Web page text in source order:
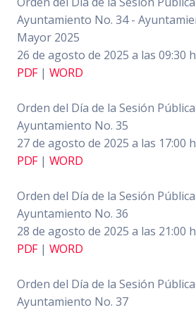
Ayuntamiento No. 34 -
Mayor 2025
26 de agosto de 2025 a las 09:30
PDF| WORD
Orden del Día de la Sesión
Ayuntamiento No. 35
27 de agosto de 2025 a las 17:00
PDF| WORD
Orden del Día de la Sesión
Ayuntamiento No. 36
28 de agosto de 2025 a las 21:00
PDF| WORD
Orden del Día de la Sesión
Ayuntamiento No. 37